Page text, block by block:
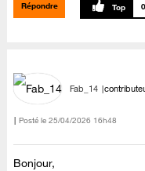
Répondre 0
Fab_14
Posté le ‎25/04/2026 16h48
Bonjour,